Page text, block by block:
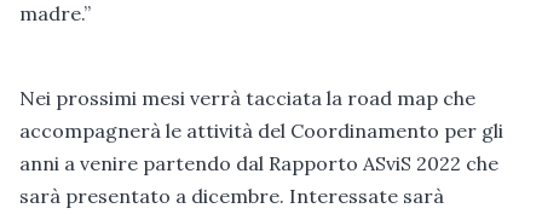
madre.”
Nei prossimi mesi verrà tacciata la road map che
accompagnerà le attività del Coordinamento per gli
anni a venire partendo dal Rapporto ASviS 2022 che
sarà presentato a dicembre. Interessate sarà